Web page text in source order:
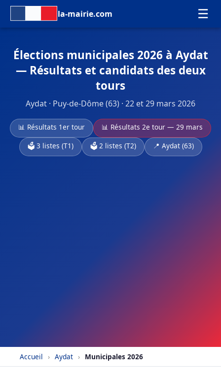
la-mairie.com ☰
Élections municipales 2026 à Aydat
— Résultats et candidats des deux
tours
Aydat · Puy-de-Dôme (63) · 22 et 29 mars 2026
📊 Résultats 1er tour
📊 Résultats 2e tour — 29 mars
🗳️ 3 listes (T1)
🗳️ 2 listes (T2) 📍 Aydat (63)
Accueil › Aydat › Municipales 2026